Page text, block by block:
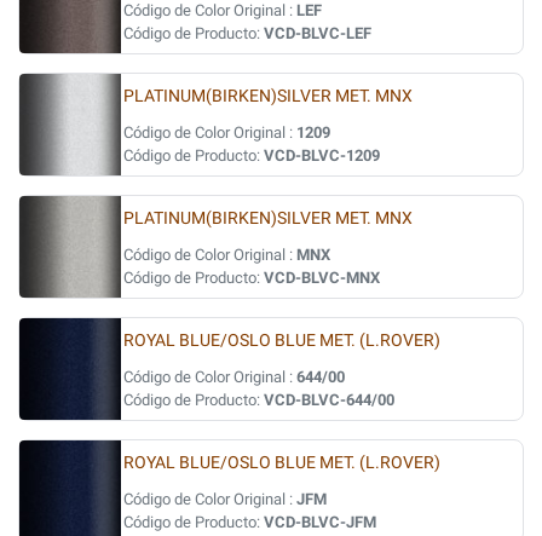
Código de Color Original : LEF
Código de Producto: VCD-BLVC-LEF
PLATINUM(BIRKEN)SILVER MET. MNX
Código de Color Original : 1209
Código de Producto: VCD-BLVC-1209
PLATINUM(BIRKEN)SILVER MET. MNX
Código de Color Original : MNX
Código de Producto: VCD-BLVC-MNX
ROYAL BLUE/OSLO BLUE MET. (L.ROVER)
Código de Color Original : 644/00
Código de Producto: VCD-BLVC-644/00
ROYAL BLUE/OSLO BLUE MET. (L.ROVER)
Código de Color Original : JFM
Código de Producto: VCD-BLVC-JFM